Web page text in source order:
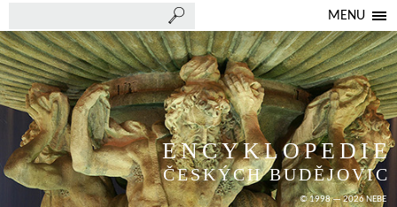
MENU
ENCYKLOPEDIE
ČESKÝCH BUDĚJOVIC
© 1998 — 2026 NEBE